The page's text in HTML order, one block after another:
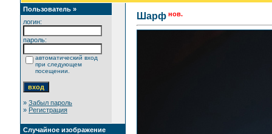
Пользователь »
логин:
пароль:
автоматический вход
при следующем
посещении.
» Забыл пароль
» Регистрация
Случайное изображение
Шарф нов.